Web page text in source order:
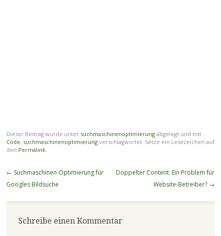
Dieser Beitrag wurde unter suchmaschinenoptimierungabgelegt und mit
Code, suchmaschinenoptimierungverschlagwortet. Setze ein Lesezeichen auf
den Permalink.
Beitragsnavigation
← Suchmaschinen-Optimierung für
Googles Bildsuche
Doppelter Content: Ein Problem für
Website-Betreiber? →
Schreibe einen Kommentar